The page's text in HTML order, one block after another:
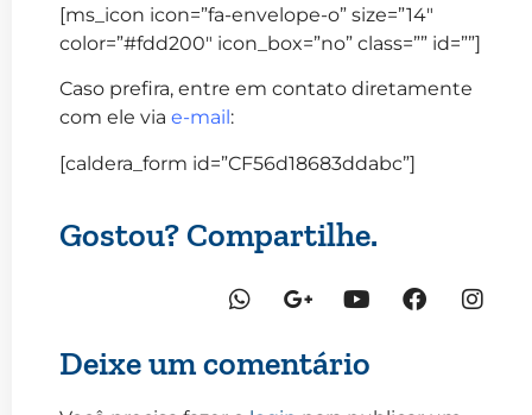
[ms_icon icon=”fa-envelope-o” size=”14″
color=”#fdd200″ icon_box=”no” class=”” id=””]
Caso prefira, entre em contato diretamente
com ele via e-mail :
[caldera_form id=”CF56d18683ddabc”]
Gostou? Compartilhe.
Deixe um comentário